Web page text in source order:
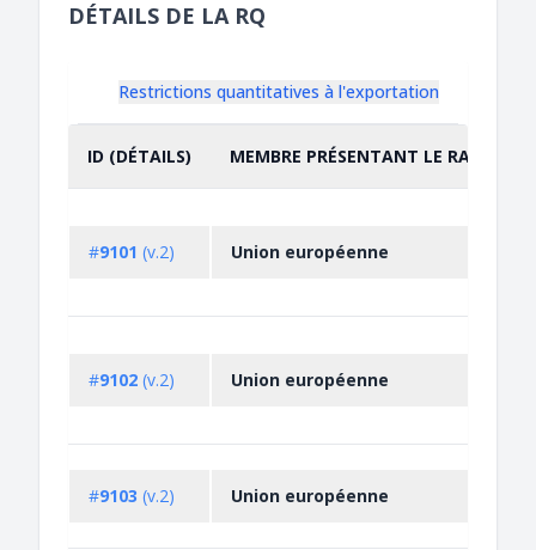
DÉTAILS DE LA RQ
Restrictions quantitatives à l'exportation
ID (DÉTAILS) TRIER PAR
MEMBRE PRÉSENTANT LE RAPPORT
CROISSANT
#9101 (v.2) Union européenne
#9102 (v.2) Union européenne
#9103 (v.2) Union européenne